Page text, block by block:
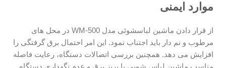
موارد ایمنی
از قرار دادن ماشین لباسشوئی مدل WM-500 در محل های
مرطوب و نم دار باید اجتناب نمود. این امر احتمال برق گرفتگی را
افزایش می دهد. همچنین بررسی اتصالات دستگاه، رعایت فاصله
مناسب ماشین لباس شویی با پریز برق و عدم نگهداری دستگاه